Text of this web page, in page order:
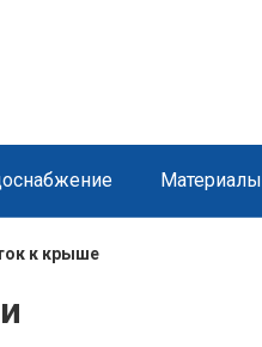
Материалы
к крыше